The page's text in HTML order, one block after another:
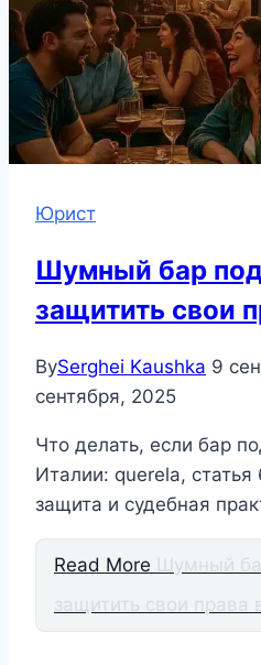
Юрист
Шумный бар
защитить свои
BySerghei Kaushka 9
сентября, 2025
Что делать, если бар
Италии: querela,
защита и судебная
Read More Шумный
защитить свои права